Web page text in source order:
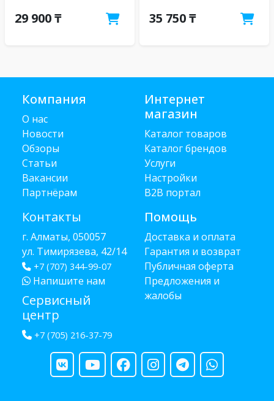
29 900 ₸ 35 750 ₸
Компания
О нас
Новости
Обзоры
Статьи
Вакансии
Партнёрам
Контакты
г. Алматы, 050057
ул. Тимирязева, 42/14
+7 (707) 344-99-07
Напишите нам
Сервисный
центр
+7 (705) 216-37-79
Интернет
магазин
Каталог товаров
Каталог брендов
Услуги
Настройки
B2B портал
Помощь
Доставка и оплата
Гарантия и возврат
Публичная оферта
Предложения и
жалобы